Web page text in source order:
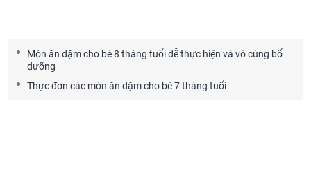
Món ăn dặm cho bé 8 tháng tuổi dễ thực hiện và vô cùng bổ
dưỡng
Thực đơn các món ăn dặm cho bé 7 tháng tuổi